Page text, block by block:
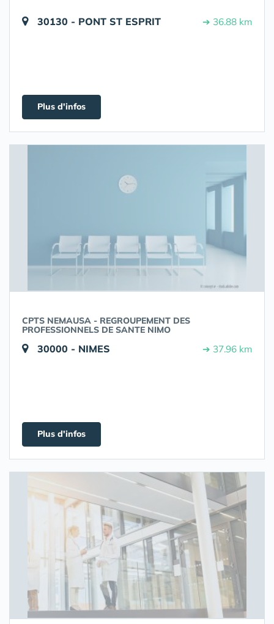
30130 - PONT ST ESPRIT ➔ 36.88 km
Plus d'infos
CPTS NEMAUSA - REGROUPEMENT DES
PROFESSIONNELS DE SANTE NIMO
30000 - NIMES ➔ 37.96 km
Plus d'infos